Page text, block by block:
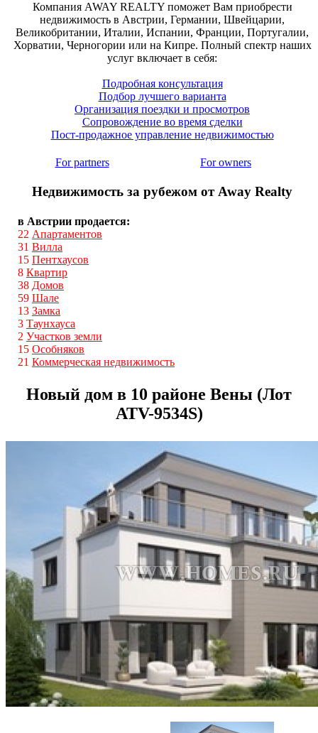
Компания AWAY REALTY поможет Вам приобрести
недвижимость в Австрии, Германии, Швейцарии,
Великобритании, Италии, Испании, Франции, Португалии,
Хорватии, Черногории или на Кипре. Полный спектр наших
услуг включает в себя:
Подробная консультация
Подбор лучшего варианта
Организация поездки и просмотров
Сопровождение во время сделки
Пост-продажное управление недвижимостью
For partners For owners
Недвижимость за рубежом от Away Realty
в Австрии продается:
22 Апартаментов
31 Вилла
15 Пентхаусов
8 Квартир
38 Домов
59 Шале
13 Замка
3 Таунхауса
2 Участков земли
15 Особняков
21 Коммерческая недвижимость
Новый дом в 10 районе Вены (Лот
ATV-9534S)